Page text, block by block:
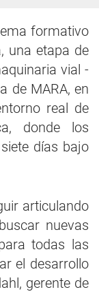
formativo
una etapa de
vial -
de MARA, en
real de
donde los
días bajo
articulando
nuevas
todas las
el desarrollo
gerente de